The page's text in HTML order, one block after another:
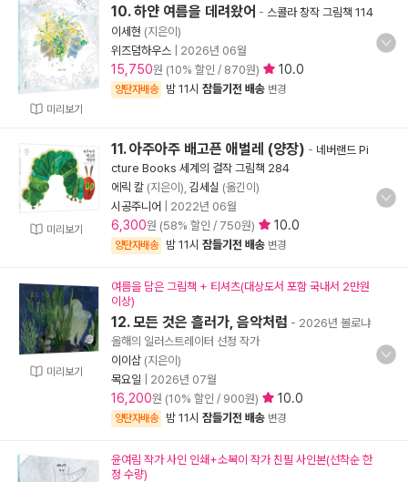
미리보기
10. 하얀 여름을 데려왔어 - 스콜라 창작 그림책 114
이세현 (지은이)
위즈덤하우스
2026년 06월
15,750원 (10% 할인 / 870원) 10.0
양탄자배송 밤 11시 잠들기전 배송 변경
미리보기
11. 아주아주 배고픈 애벌레 (양장) - 네버랜드 Pi
cture Books 세계의 걸작 그림책 284
에릭 칼 (지은이), 김세실 (옮긴이)
시공주니어
2022년 06월
6,300원 (58% 할인 / 750원) 10.0
양탄자배송 밤 11시 잠들기전 배송 변경
미리보기
여름을 담은 그림책 + 티셔츠(대상도서 포함 국내서 2만원
이상)
12. 모든 것은 흘러가, 음악처럼 - 2026년 볼로냐
올해의 일러스트레이터 선정 작가
이이삼 (지은이)
목요일
2026년 07월
16,200원 (10% 할인 / 900원) 10.0
양탄자배송 밤 11시 잠들기전 배송 변경
윤여림 작가 사인 인쇄+소복이 작가 친필 사인본(선착순 한
정 수량)